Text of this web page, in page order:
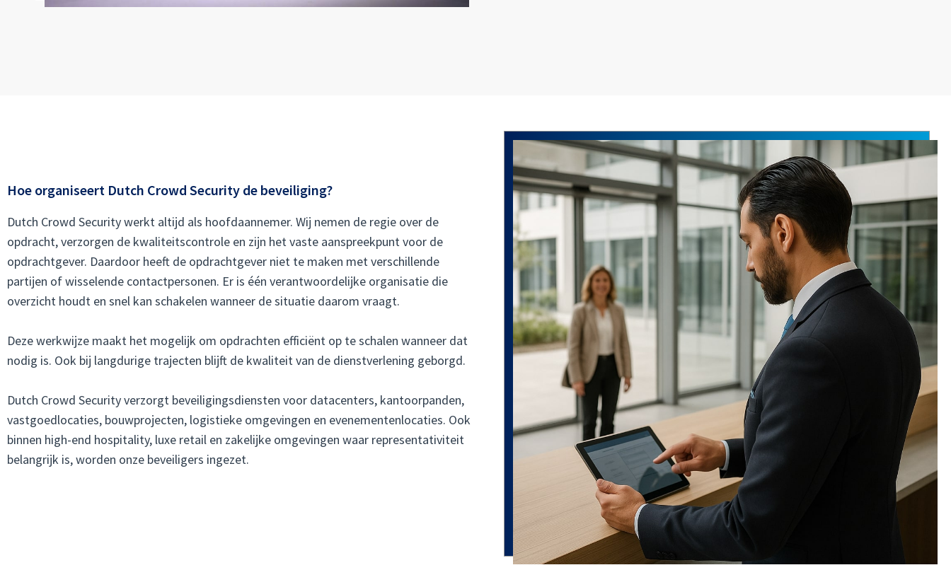
Hoe organiseert Dutch Crowd Security de beveiliging?
Dutch Crowd Security werkt altijd als hoofdaannemer. Wij nemen de regie over de
opdracht, verzorgen de kwaliteitscontrole en zijn het vaste aanspreekpunt voor de
opdrachtgever. Daardoor heeft de opdrachtgever niet te maken met verschillende
partijen of wisselende contactpersonen. Er is één verantwoordelijke organisatie die
overzicht houdt en snel kan schakelen wanneer de situatie daarom vraagt.
Deze werkwijze maakt het mogelijk om opdrachten efficiënt op te schalen wanneer dat
nodig is. Ook bij langdurige trajecten blijft de kwaliteit van de dienstverlening geborgd.
Dutch Crowd Security verzorgt beveiligingsdiensten voor datacenters, kantoorpanden,
vastgoedlocaties, bouwprojecten, logistieke omgevingen en evenementenlocaties. Ook
binnen high-end hospitality, luxe retail en zakelijke omgevingen waar representativiteit
belangrijk is, worden onze beveiligers ingezet.